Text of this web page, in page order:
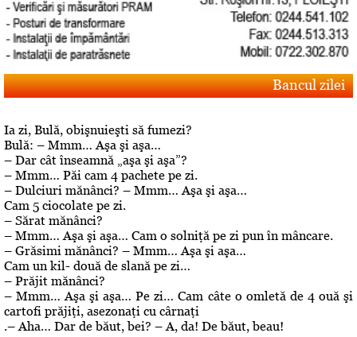
Bancul zilei
Ia zi, Bulă, obişnuieşti să fumezi?
Bulă: – Mmm… Aşa şi aşa…
– Dar cât înseamnă „aşa şi aşa”?
– Mmm… Păi cam 4 pachete pe zi.
– Dulciuri mănânci? – Mmm… Aşa şi aşa…
Cam 5 ciocolate pe zi.
– Sărat mănânci?
– Mmm… Aşa şi aşa… Cam o solniţă pe zi pun în mâncare.
– Grăsimi mănânci? – Mmm… Aşa şi aşa…
Cam un kil- două de slană pe zi…
– Prăjit mănânci?
– Mmm… Aşa şi aşa… Pe zi… Cam câte o omletă de 4 ouă şi
cartofi prăjiţi, asezonaţi cu cârnaţi
.– Aha… Dar de băut, bei? – A, da! De băut, beau!